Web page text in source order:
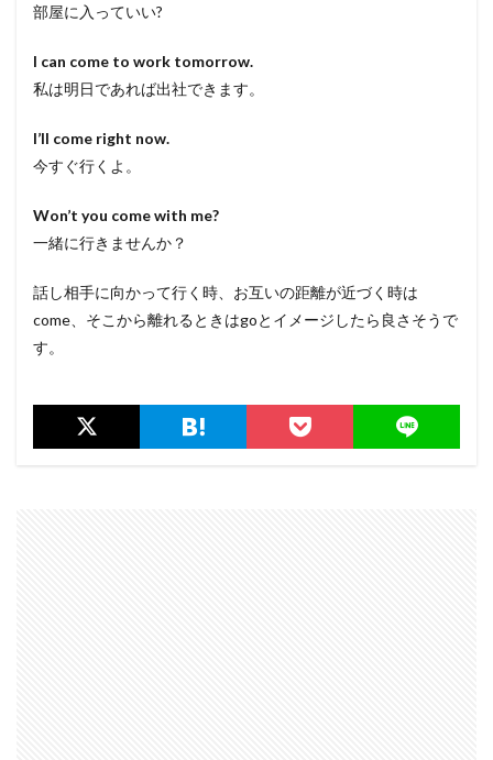
部屋に入っていい?
I can come to work tomorrow.
私は明日であれば出社できます。
I’ll come right now.
今すぐ行くよ。
Won’t you come with me?
一緒に行きませんか？
話し相手に向かって行く時、お互いの距離が近づく時は
come、そこから離れるときはgoとイメージしたら良さそうで
す。